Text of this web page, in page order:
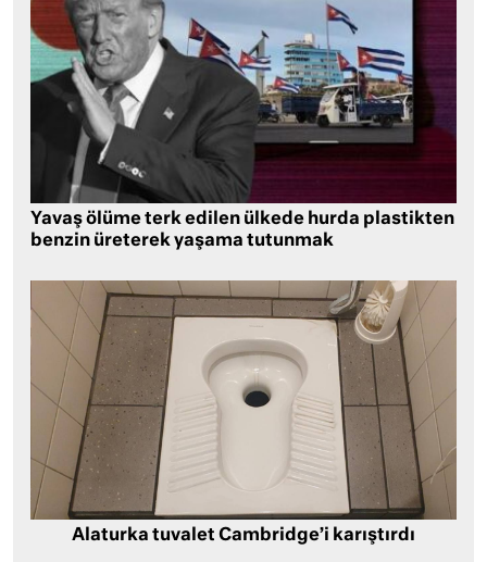
Yavaş ölüme terk edilen ülkede hurda plastikten
benzin üreterek yaşama tutunmak
Alaturka tuvalet Cambridge’i karıştırdı